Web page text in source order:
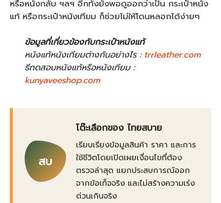
หรือหนังกลับ ฯลฯ อีกทั้งยังพอดูออกว่าเป็น กระเป๋าหนัง
แท้ หรือกระเป๋าหนังเทียม ก็ช่วยไม่ให้โดนหลอกได้ง่ายๆ
ข้อมูลที่เกี่ยวข้องกับกระเป๋าหนังแท้
หนังแท้หนังเทียมต่างกันอย่างไร : trrleather.com
ธีทดสอบหนังแท้หรือหนังเทียม :
kunyaveeshop.com
สบ
โต๊ะเลือกของ ไทยสบาย
เรียบเรียงข้อมูลสินค้า ราคา และการ
ใช้ชีวิตโดยเปิดเผยเงื่อนไขที่ต้อง
ตรวจล่าสุด แยกประสบการณ์ออก
จากข้อเท็จจริง และไม่สร้างความเร่ง
ด่วนเกินจริง